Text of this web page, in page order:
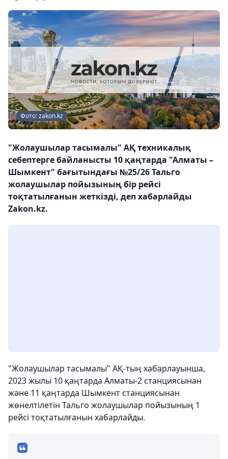
Фото: zakon.kz
"Жолаушылар тасымалы" АҚ техникалық
себептерге байланысты 10 қаңтарда "Алматы –
Шымкент" бағытындағы №25/26 Тальго
жолаушылар пойызының бір рейсі
тоқтатылғанын жеткізді, деп хабарлайды
Zakon.kz.
"Жолаушылар тасымалы" АҚ-тың хабарлауынша,
2023 жылы 10 қаңтарда Алматы-2 станциясынан
және 11 қаңтарда Шымкент станциясынан
жөнелтілетін Тальго жолаушылар пойызының 1
рейсі тоқтатылғанын хабарлайды.